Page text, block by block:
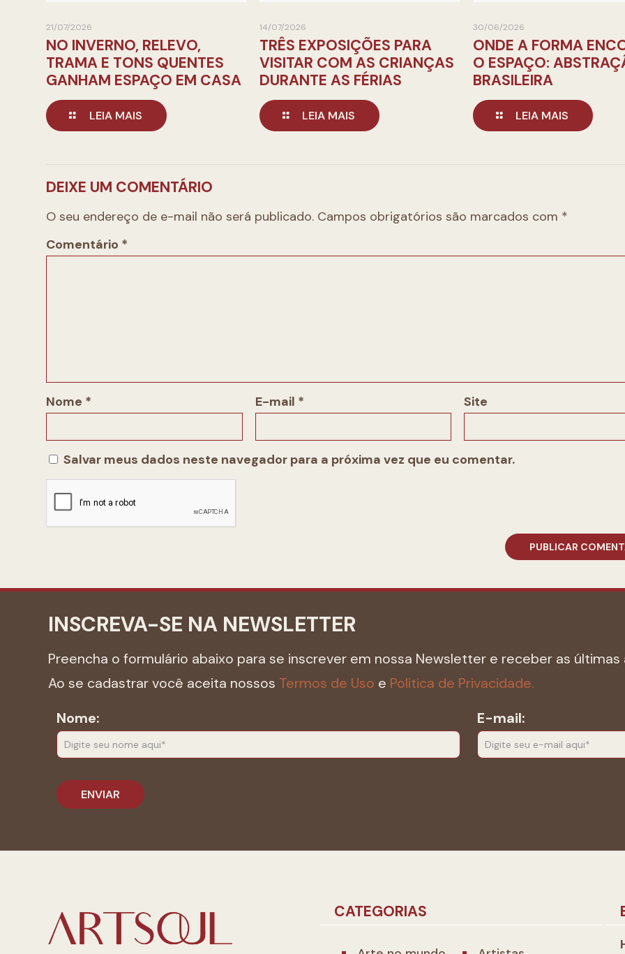
21/07/2026
NO INVERNO, RELEVO,
TRAMA E TONS QUENTES
GANHAM ESPAÇO EM CASA
LEIA MAIS
14/07/2026
TRÊS EXPOSIÇÕES PARA
VISITAR COM AS CRIANÇAS
DURANTE AS FÉRIAS
LEIA MAIS
30/06/2026
ONDE A FORMA
O ESPAÇO:
BRASILEIRA
LEIA MAIS
DEIXE UM COMENTÁRIO
O seu endereço de e-mail não será publicado. Campos obrigatórios são marcados com *
Comentário *
Nome * E-mail * Site
Salvar meus dados neste navegador para a próxima vez que eu comentar.
INSCREVA-SE NA NEWSLETTER
Preencha o formulário abaixo para se inscrever em nossa Newsletter e receber as últimas
Ao se cadastrar você aceita nossos Termos de Uso e Politica de Privacidade.
Nome:
E-mail:
CATEGORIAS